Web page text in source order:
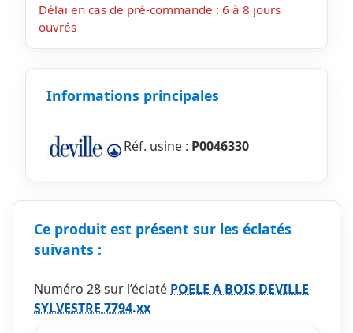
Délai en cas de pré-commande : 6 à 8 jours
ouvrés
Informations principales
Réf. usine : P0046330
Ce produit est présent sur les éclatés
suivants :
Numéro 28 sur l’éclaté POELE A BOIS DEVILLE
SYLVESTRE 7794.xx